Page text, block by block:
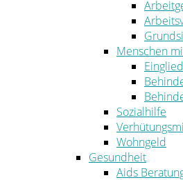
Menschen
Sozialhilfe
Wohngeld
Gesundheit
Aids